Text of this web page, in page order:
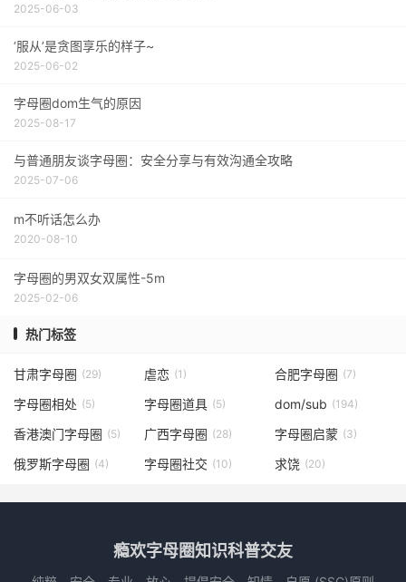
2025-06-03
‘服从’是贪图享乐的样子~
2025-06-02
字母圈dom生气的原因
2025-08-17
与普通朋友谈字母圈：安全分享与有效沟通全攻略
2025-07-06
m不听话怎么办
2020-08-10
字母圈的男双女双属性-5m
2025-02-06
热门标签
甘肃字母圈 (29) 虐恋 (1) 合肥字母圈 (7)
字母圈相处 (5) 字母圈道具 (5) dom/sub (194)
香港澳门字母圈 (5) 广西字母圈 (28) 字母圈启蒙 (3)
俄罗斯字母圈 (4) 字母圈社交 (10) 求饶 (20)
瘾欢字母圈知识科普交友